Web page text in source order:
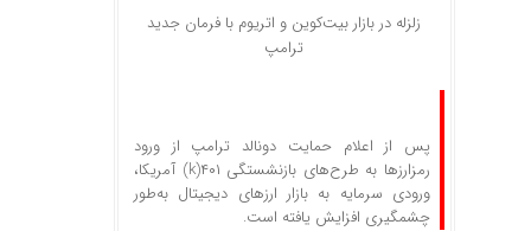
زلزله در بازار بیت‌کوین و اتریوم با فرمان جدید
ترامپ
پس از اعلام حمایت دونالد ترامپ از ورود
رمزارزها به طرح‌های بازنشستگی ۴۰۱(k) آمریکا،
ورودی سرمایه به بازار ارزهای دیجیتال به‌طور
چشمگیری افزایش یافته است.